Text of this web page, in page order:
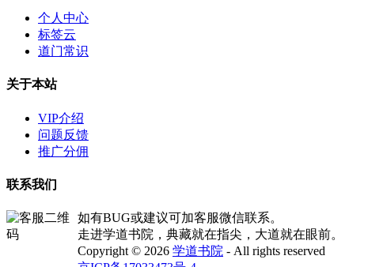
个人中心
标签云
道门常识
关于本站
VIP介绍
问题反馈
推广分佣
联系我们
如有BUG或建议可加客服微信联系。
走进学道书院，典藏就在指尖，大道就在眼前。
Copyright © 2026 学道书院 - All rights reserved